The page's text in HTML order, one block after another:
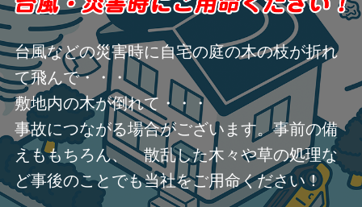
台風などの災害時に自宅の庭の木の枝が折れ
て飛んで・・・
敷地内の木が倒れて・・・
事故につながる場合がございます。事前の備
えももちろん、 散乱した木々や草の処理な
ど事後のことでも当社をご用命ください！